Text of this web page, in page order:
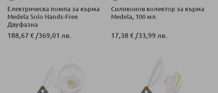
Eлектрическа помпа за кърма
Medela Solo Hands-Free
Двуфазна
188,67 €/369,01 лв.
Силиконов колектор за кърма
Medela, 100 мл.
17,38 €/33,99 лв.